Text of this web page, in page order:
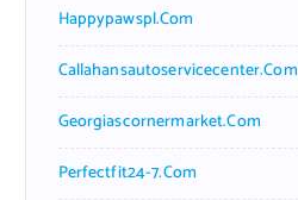
Happypawspl.com
Callahansautoservicecenter.com
Georgiascornermarket.com
Perfectfit24-7.com